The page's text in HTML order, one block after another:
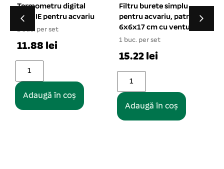
Filtru burete simplu
pentru acvariu, patrat
6x6x17 cm cu ventuza
1 buc. per set
Adaugă în coș
Incalzitor
cu termostat RS-75,
75 W
1 buc. per set
33.40 lei
Adaugă în coș